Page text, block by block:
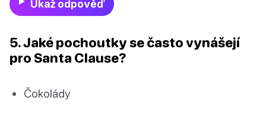
Ukaž odpověď
5. Jaké pochoutky se často vynášejí
pro Santa Clause?
Čokolády